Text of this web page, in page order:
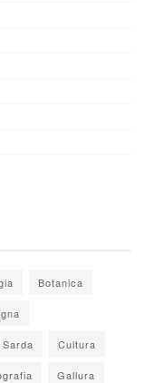
Botanica
Cultura
Gallura